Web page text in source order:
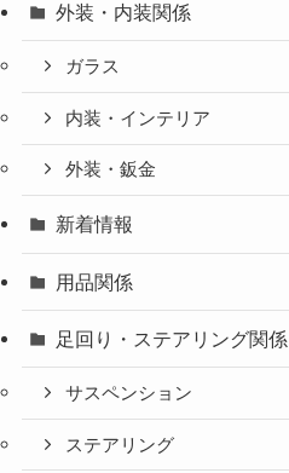
外装・内装関係
ガラス
内装・インテリア
外装・鈑金
新着情報
用品関係
足回り・ステアリング関係
サスペンション
ステアリング